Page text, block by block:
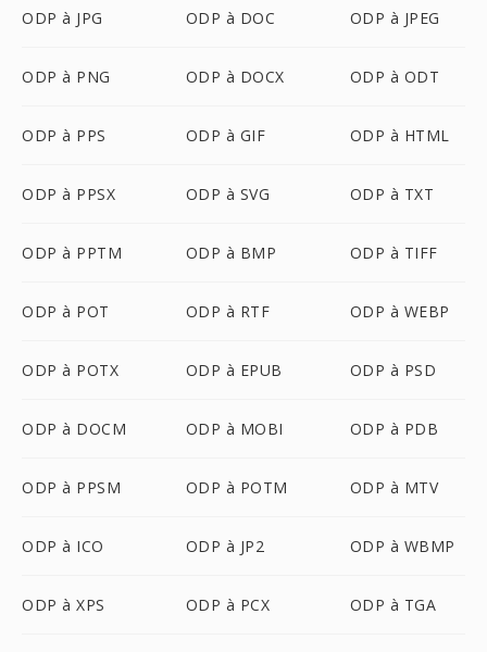
ODP à JPG ODP à DOC ODP à JPEG
ODP à PNG ODP à DOCX ODP à ODT
ODP à PPS ODP à GIF ODP à HTML
ODP à PPSX ODP à SVG ODP à TXT
ODP à PPTM ODP à BMP ODP à TIFF
ODP à POT ODP à RTF ODP à WEBP
ODP à POTX ODP à EPUB ODP à PSD
ODP à DOCM ODP à MOBI ODP à PDB
ODP à PPSM ODP à POTM ODP à MTV
ODP à ICO ODP à JP2 ODP à WBMP
ODP à XPS ODP à PCX ODP à TGA